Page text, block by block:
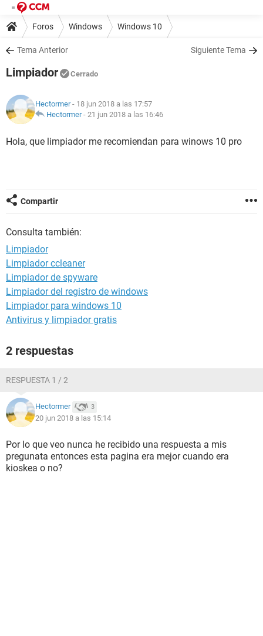
Foros Windows Windows 10
Tema Anterior Siguiente Tema
Limpiador Cerrado
Hectormer- 18 jun 2018 a las 17:57
Hectormer- 21 jun 2018 a las 16:46
Hola, que limpiador me recomiendan para winows 10 pro
Compartir
Consulta también:
Limpiador
Limpiador ccleaner
Limpiador de spyware
Limpiador del registro de windows
Limpiador para windows 10
Antivirus y limpiador gratis
2 respuestas
RESPUESTA 1 / 2
Hectormer 3
20 jun 2018 a las 15:14
Por lo que veo nunca he recibido una respuesta a mis
pregunata entonces esta pagina era mejor cuando era
kioskea o no?